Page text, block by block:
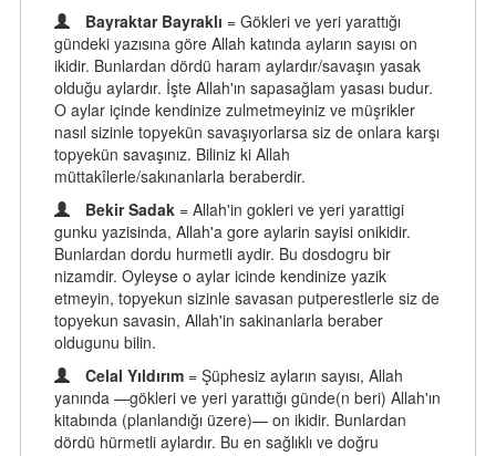
Bayraktar Bayraklı = Gökleri ve yeri yarattığı
gündeki yazısına göre Allah katında ayların sayısı on
ikidir. Bunlardan dördü haram aylardır/savaşın yasak
olduğu aylardır. İşte Allah'ın sapasağlam yasası budur.
O aylar içinde kendinize zulmetmeyiniz ve müşrikler
nasıl sizinle topyekün savaşıyorlarsa siz de onlara karşı
topyekün savaşınız. Biliniz ki Allah
müttakîlerle/sakınanlarla beraberdir.
Bekir Sadak = Allah'in gokleri ve yeri yarattigi
gunku yazisinda, Allah'a gore aylarin sayisi onikidir.
Bunlardan dordu hurmetli aydir. Bu dosdogru bir
nizamdir. Oyleyse o aylar icinde kendinize yazik
etmeyin, topyekun sizinle savasan putperestlerle siz de
topyekun savasin, Allah'in sakinanlarla beraber
oldugunu bilin.
Celal Yıldırım = Şüphesiz ayların sayısı, Allah
yanında —gökleri ve yeri yarattığı günde(n beri) Allah'ın
kitabında (planlandığı üzere)— on ikidir. Bunlardan
dördü hürmetli aylardır. Bu en sağlıklı ve doğru